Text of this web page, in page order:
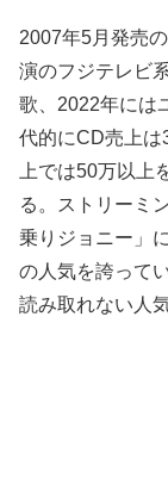
2007年5月発売
演のフジテレビ
歌、2022年には
代的にCD売上は
上では50万以上
る。ストリーミ
乗りジョニー」
の人気を誇って
読み取れない人気